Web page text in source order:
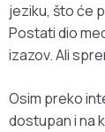
jeziku, što će
Postati dio
izazov. Ali
Osim preko
dostupan i na